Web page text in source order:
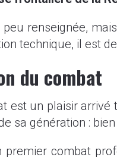
renseignée,
technique, il est
du combat
est un plaisir arrivé
sa génération :
premier combat